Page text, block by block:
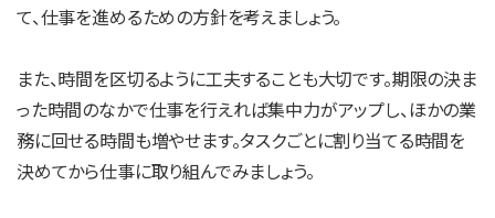
て、仕事を進めるための方針を考えましょう。
また、時間を区切るように工夫することも大切です。期限の決ま
った時間のなかで仕事を行えれば集中力がアップし、ほかの業
務に回せる時間も増やせます。タスクごとに割り当てる時間を
決めてから仕事に取り組んでみましょう。